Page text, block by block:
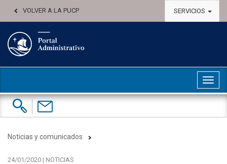
VOLVER A LA PUCP SERVICIOS
Buscar:
Contáctenos
Noticias y comunicados
24/01/2020 | NOTICIAS